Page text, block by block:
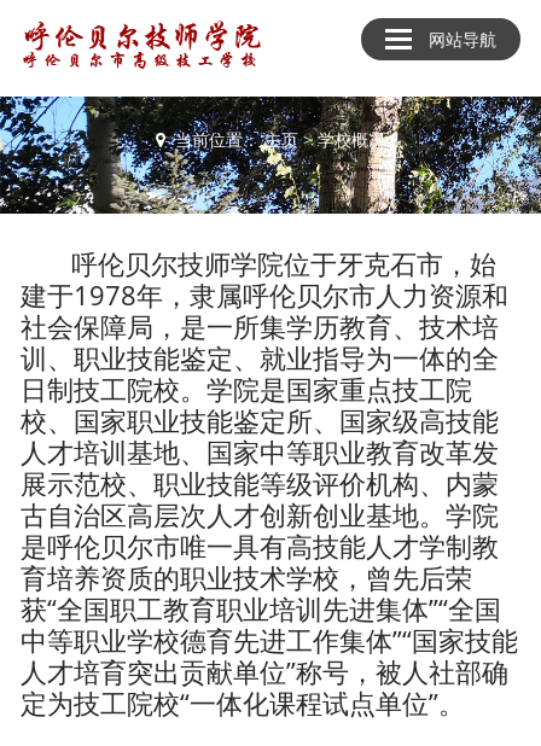
网站导航
学校概况
当前位置：主页>学校概况
呼伦贝尔技师学院位于牙克石市，始
建于1978年，隶属呼伦贝尔市人力资源和
社会保障局，是一所集学历教育、技术培
训、职业技能鉴定、就业指导为一体的全
日制技工院校。学院是国家重点技工院
校、国家职业技能鉴定所、国家级高技能
人才培训基地、国家中等职业教育改革发
展示范校、职业技能等级评价机构、内蒙
古自治区高层次人才创新创业基地。学院
是呼伦贝尔市唯一具有高技能人才学制教
育培养资质的职业技术学校，曾先后荣
获“全国职工教育职业培训先进集体”“全国
中等职业学校德育先进工作集体”“国家技能
人才培育突出贡献单位”称号，被人社部确
定为技工院校“一体化课程试点单位”。